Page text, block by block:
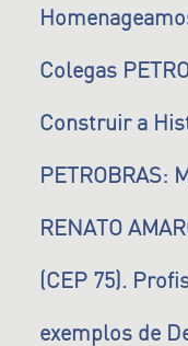
Colegas
Construir a
PETROBRAS:
RENATO
(CEP 75).
exemplos de